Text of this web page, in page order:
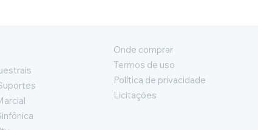
Onde comprar
Termos de uso
Política de privacidade
Licitações